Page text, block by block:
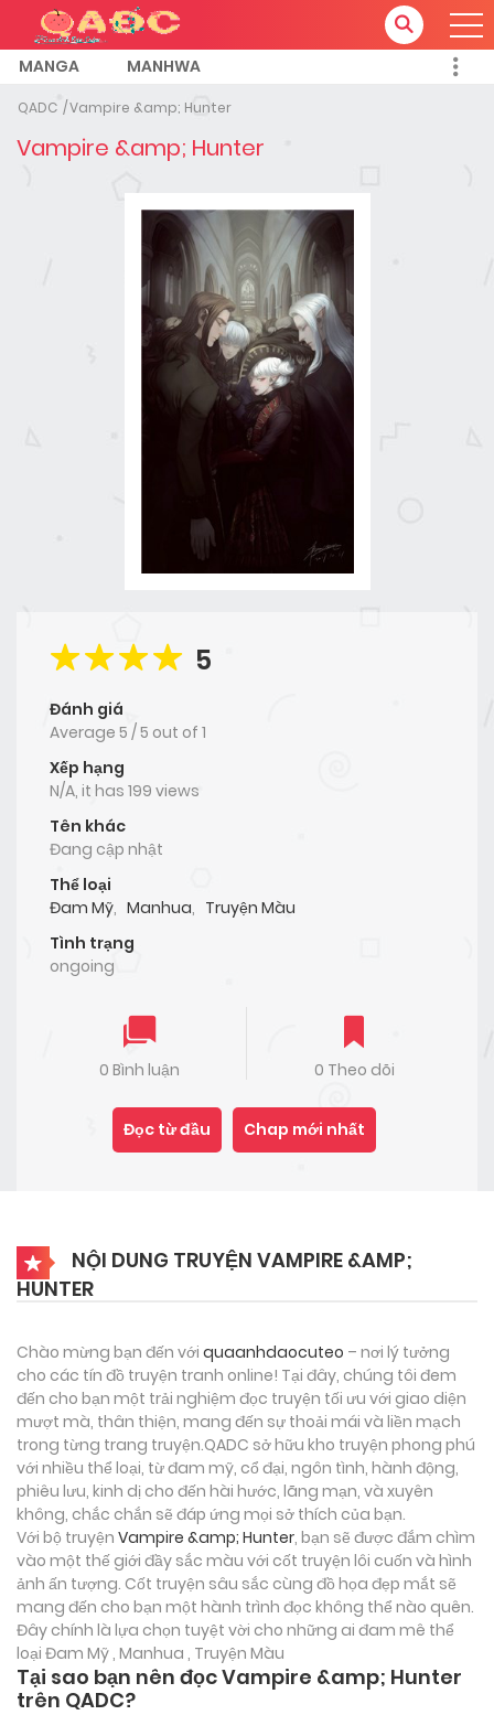
MANGA MANHWA
QADC Vampire &amp; Hunter
Vampire &amp; Hunter
5
Đánh giá
Average 5 /5 out of 1
Xếp hạng
N/A, it has 199 views
Tên khác
Đang cập nhật
Thể loại
Đam Mỹ, Manhua, Truyện Màu
Tình trạng
ongoing
0 Bình luận 0 Theo dõi
Đọc từ đầu Chap mới nhất
NỘI DUNG TRUYỆN VAMPIRE &AMP;
HUNTER
Chào mừng bạn đến với quaanhdaocuteo – nơi lý tưởng
cho các tín đồ truyện tranh online! Tại đây, chúng tôi đem
đến cho bạn một trải nghiệm đọc truyện tối ưu với giao diện
mượt mà, thân thiện, mang đến sự thoải mái và liền mạch
trong từng trang truyện.QADC sở hữu kho truyện phong phú
với nhiều thể loại, từ đam mỹ, cổ đại, ngôn tình, hành động,
phiêu lưu, kinh dị cho đến hài hước, lãng mạn, và xuyên
không, chắc chắn sẽ đáp ứng mọi sở thích của bạn.
Với bộ truyện Vampire &amp; Hunter, bạn sẽ được đắm chìm
vào một thế giới đầy sắc màu với cốt truyện lôi cuốn và hình
ảnh ấn tượng. Cốt truyện sâu sắc cùng đồ họa đẹp mắt sẽ
mang đến cho bạn một hành trình đọc không thể nào quên.
Đây chính là lựa chọn tuyệt vời cho những ai đam mê thể
loại Đam Mỹ , Manhua , Truyện Màu
Tại sao bạn nên đọc Vampire &amp; Hunter
trên QADC?